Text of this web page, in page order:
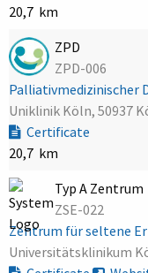
20,7 km
ZPD
ZPD-006
Palliativmedizinischer
Uniklinik Köln, 50937
Certificate
20,7 km
Typ A Zentrum
ZSE-022
Zentrum für seltene
Universitätsklinikum